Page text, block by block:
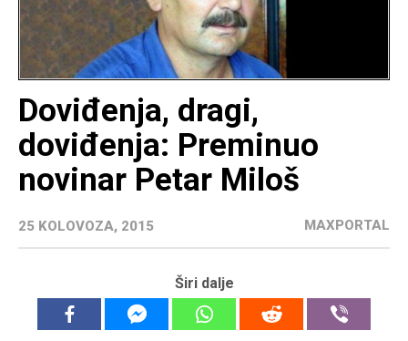
Doviđenja, dragi,
doviđenja: Preminuo
novinar Petar Miloš
25 KOLOVOZA, 2015 MAXPORTAL
Širi dalje